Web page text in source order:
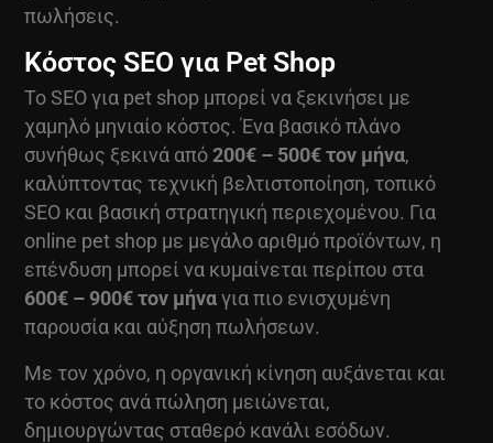
πωλήσεις.
Κόστος SEO για Pet Shop
Το SEO για pet shop μπορεί να ξεκινήσει με
χαμηλό μηνιαίο κόστος. Ένα βασικό πλάνο
συνήθως ξεκινά από200€ – 500€ τον μήνα,
καλύπτοντας τεχνική βελτιστοποίηση, τοπικό
SEO και βασική στρατηγική περιεχομένου. Για
online pet shop με μεγάλο αριθμό προϊόντων, η
επένδυση μπορεί να κυμαίνεται περίπου στα
600€ – 900€ τον μήναγια πιο ενισχυμένη
παρουσία και αύξηση πωλήσεων.
Με τον χρόνο, η οργανική κίνηση αυξάνεται και
το κόστος ανά πώληση μειώνεται,
δημιουργώντας σταθερό κανάλι εσόδων.